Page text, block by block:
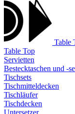
Table
Table Top
Servietten
Bestecktaschen und -
Tischsets
Tischmitteldecken
Tischläufer
Tischdecken